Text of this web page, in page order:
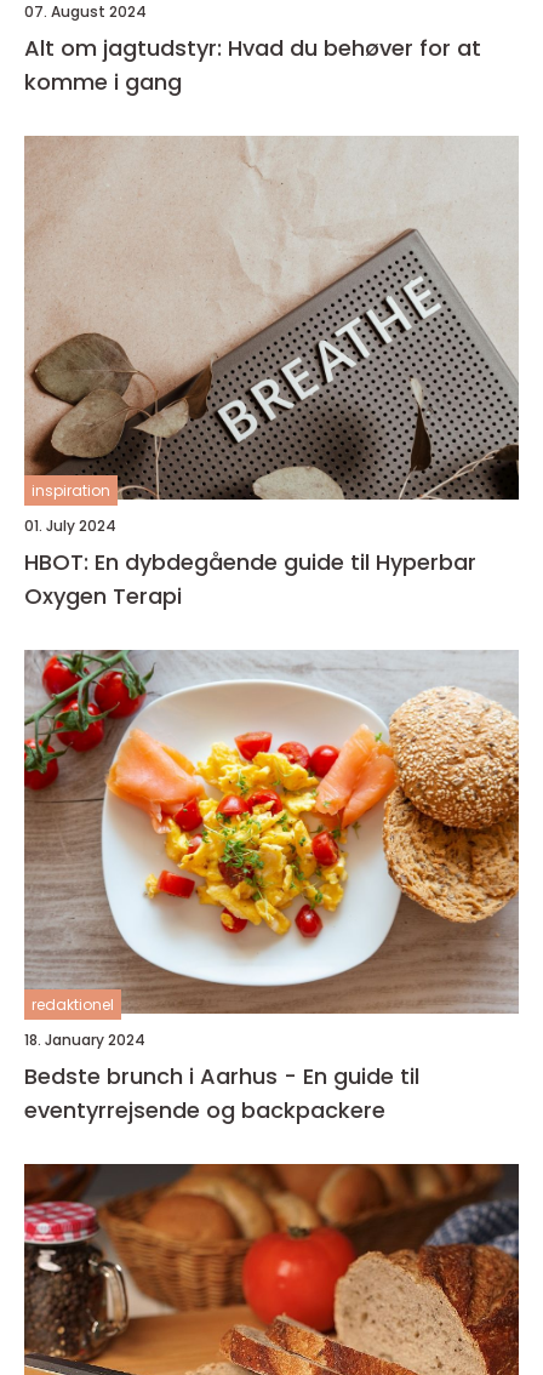
07. August 2024
Alt om jagtudstyr: Hvad du behøver for at
komme i gang
inspiration
01. July 2024
HBOT: En dybdegående guide til Hyperbar
Oxygen Terapi
redaktionel
18. January 2024
Bedste brunch i Aarhus - En guide til
eventyrrejsende og backpackere